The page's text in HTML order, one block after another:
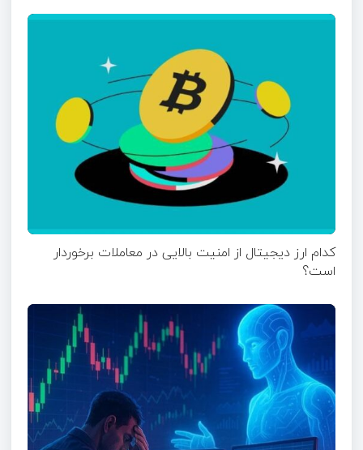
کدام ارز دیجیتال از امنیت بالایی در معاملات برخوردار
است؟